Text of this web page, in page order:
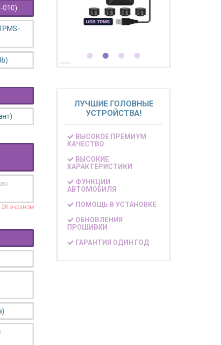
010)
2K экраном
ЛУЧШИЕ ГОЛОВНЫЕ
УСТРОЙСТВА!
ВЫСОКОЕ ПРЕМИУМ
КАЧЕСТВО
ВЫСОКИЕ
ХАРАКТЕРИСТИКИ
ФУНКЦИИ
АВТОМОБИЛЯ
ПОМОЩЬ В УСТАНОВКЕ
ОБНОВЛЕНИЯ
ПРОШИВКИ
ГАРАНТИЯ ОДИН ГОД